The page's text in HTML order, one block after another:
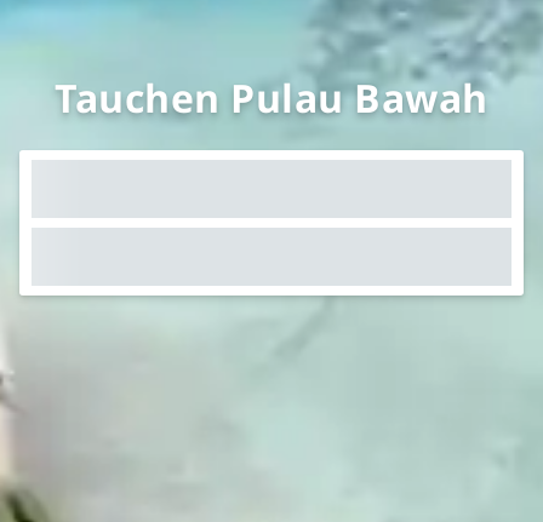
Tauchen Pulau Bawah